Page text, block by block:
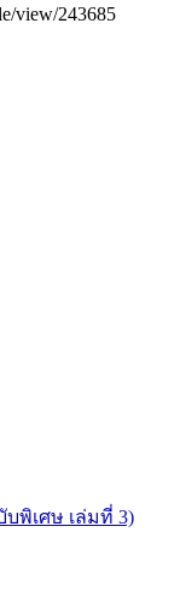
view/243685
บพิเศษ เล่มที่ 3)